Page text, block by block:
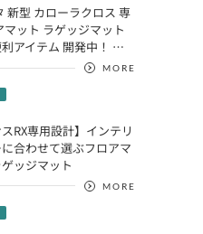
新型 カローラクロス 専
マット ラゲッジマット
アイテム 開発中！ …
MORE
スRX専用設計】インテリ
合わせて選ぶフロアマ
ッジマット
MORE